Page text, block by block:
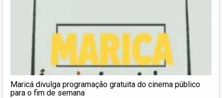
Maricá divulga programação gratuita do cinema público
para o fim de semana